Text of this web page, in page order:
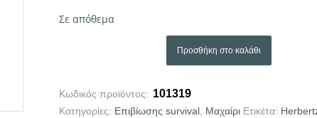
Σε απόθεμα
Προσθήκη στο καλάθι
Κωδικός προϊόντος: 101319
Κατηγορίες: Επιβίωσης survival, Μαχαίρι Ετικέτα: